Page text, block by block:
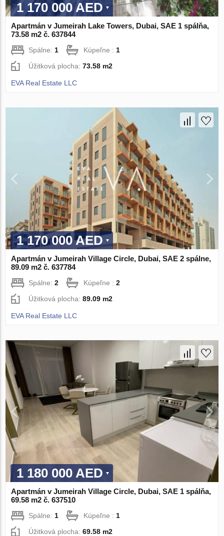
1 170 000 AED
Apartmán v Jumeirah Lake Towers, Dubai, SAE 1 spálňa,
73.58 m2 č. 637844
Spálne:1 Kúpeľne :1
Úžitková plocha:73.58 m2
EVA Real Estate LLC
1 170 000 AED
Apartmán v Jumeirah Village Circle, Dubai, SAE 2 spálne,
89.09 m2 č. 637784
Spálne:2 Kúpeľne :2
Úžitková plocha:89.09 m2
EVA Real Estate LLC
1 180 000 AED
Apartmán v Jumeirah Village Circle, Dubai, SAE 1 spálňa,
69.58 m2 č. 637510
Spálne: 1 Kúpeľne : 1
Úžitková plocha:69.58 m2